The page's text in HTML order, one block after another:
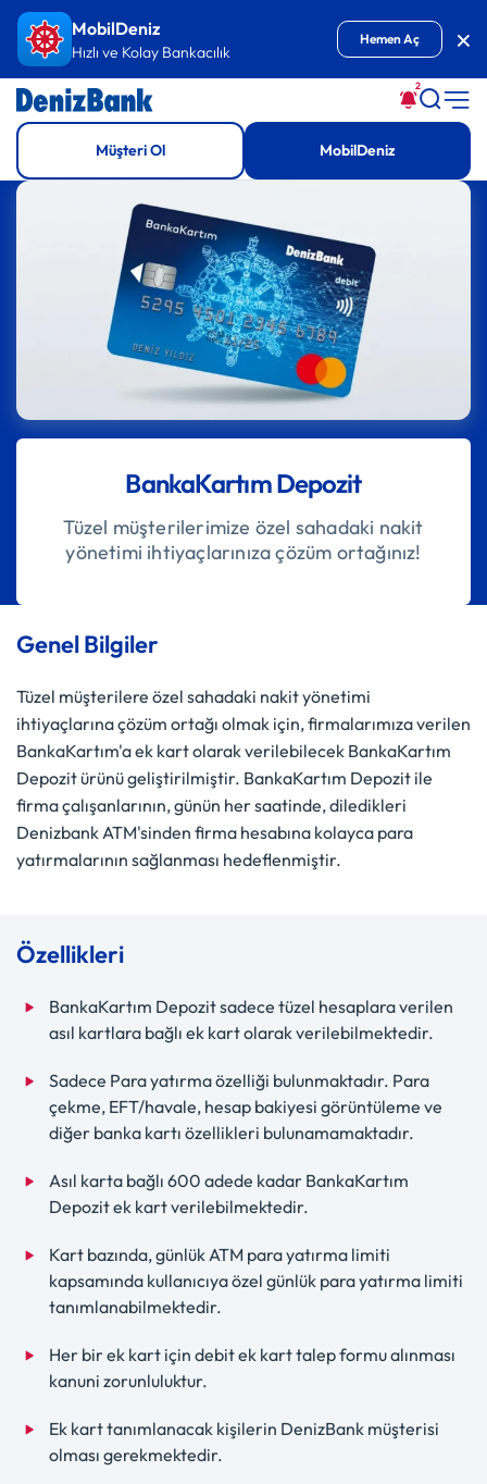
İçeriğe GitMobilDeniz
Hızlı ve Kolay Bankacılık
Hemen Aç
2
Müşteri Ol MobilDeniz
BankaKartım Depozit
Tüzel müşterilerimize özel sahadaki nakit
yönetimi ihtiyaçlarınıza çözüm ortağınız!
Genel Bilgiler
Tüzel müşterilere özel sahadaki nakit yönetimi
ihtiyaçlarına çözüm ortağı olmak için, firmalarımıza verilen
BankaKartım'a ek kart olarak verilebilecek BankaKartım
Depozit ürünü geliştirilmiştir. BankaKartım Depozit ile
firma çalışanlarının, günün her saatinde, diledikleri
Denizbank ATM'sinden firma hesabına kolayca para
yatırmalarının sağlanması hedeflenmiştir.
Özellikleri
BankaKartım Depozit sadece tüzel hesaplara verilen
asıl kartlara bağlı ek kart olarak verilebilmektedir.
Sadece Para yatırma özelliği bulunmaktadır. Para
çekme, EFT/havale, hesap bakiyesi görüntüleme ve
diğer banka kartı özellikleri bulunamamaktadır.
Asıl karta bağlı 600 adede kadar BankaKartım
Depozit ek kart verilebilmektedir.
Kart bazında, günlük ATM para yatırma limiti
kapsamında kullanıcıya özel günlük para yatırma limiti
tanımlanabilmektedir.
Her bir ek kart için debit ek kart talep formu alınması
kanuni zorunluluktur.
Ek kart tanımlanacak kişilerin DenizBank müşterisi
olması gerekmektedir.